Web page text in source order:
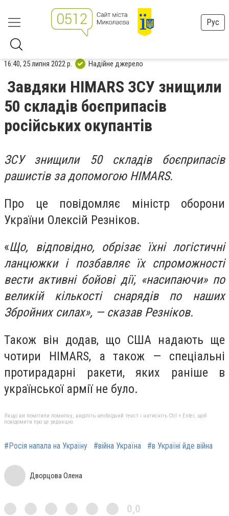
Рус
16:40, 25 липня 2022 р. Надійне джерело
Завдяки HIMARS ЗСУ знищили
50 складів боєприпасів
російських окупантів
ЗСУ знищили 50 складів боєприпасів
рашистів за допомогою HIMARS.
Про це повідомляє міністр оборони
України Олексій Резніков.
«Що, відповідно, обрізає їхні логістичні
ланцюжки і позбавляє їх спроможності
вести активні бойові дії, «насипаючи» по
великій кількості снарядів по наших
Збройних силах», — сказав Резніков.
Також він додав, що США надають ще
чотири HIMARS, а також — спеціальні
протирадарні ракети, яких раніше в
української армії не було.
Якщо ви помітили помилку, виділіть необхідний текст і натисніть Ctrl + Enter, щоб
повідомити про це редакцію
#Росія напала на Україну #війна Україна #в Україні йде війна
Дворцова Олена
0,0